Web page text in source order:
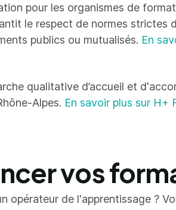
pour les organismes de
le respect de normes
publics ou mutualisés. En
qualitative d’accueil et
Alpes. En savoir plus sur H+
vos
opérateur de l'apprentissage ?